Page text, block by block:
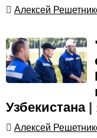
Алексей
Узбекистана|
Алексей